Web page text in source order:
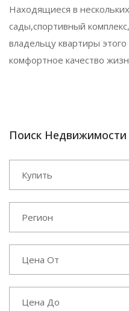
Находящиеся в
сады,спортивный
владельцу квартиры
комфортное качество
Поиск Недвижимости
Купить
Регион
Цена От
Цена До